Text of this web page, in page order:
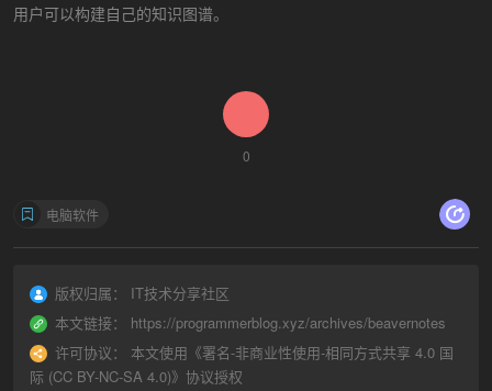
用户可以构建自己的知识图谱。
0
电脑软件
版权归属：
IT技术分享社区
本文链接：
https://programmerblog.xyz/archives/beavernotes
许可协议：
本文使用《署名-非商业性使用-相同方式共享 4.0 国
际 (CC BY-NC-SA 4.0)》协议授权